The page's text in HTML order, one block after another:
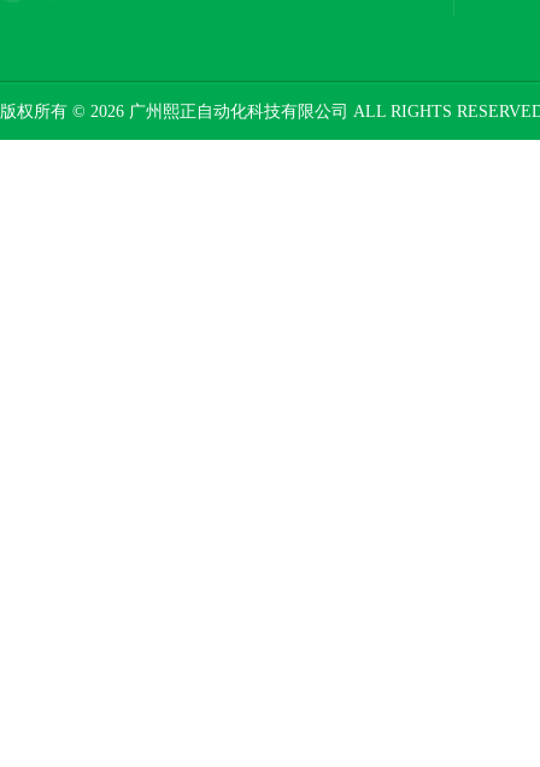
版权所有 © 2026 广州熙正自动化科技有限公司 ALL RIGHTS